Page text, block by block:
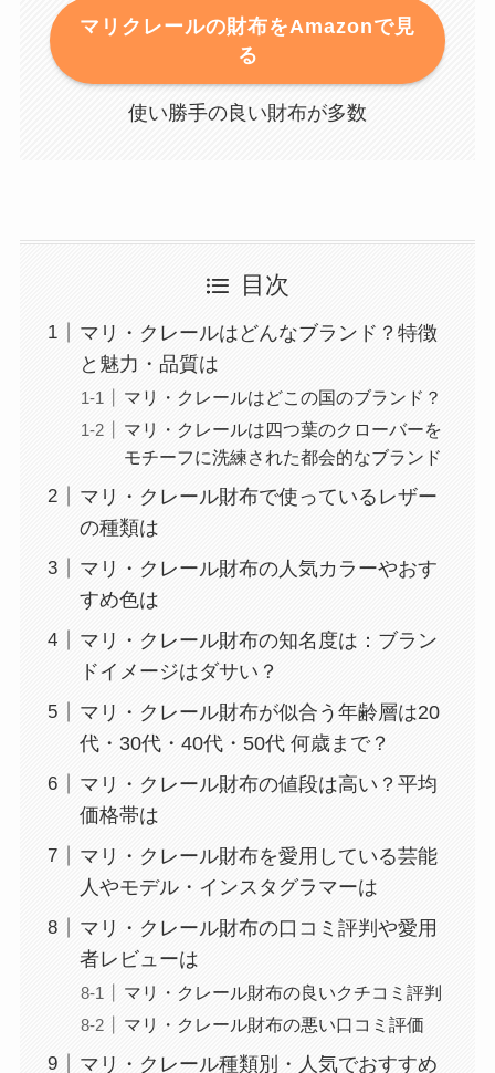
マリクレールの財布をAmazonで見
る
使い勝手の良い財布が多数
目次
マリ・クレールはどんなブランド？特徴
と魅力・品質は
マリ・クレールはどこの国のブランド？
マリ・クレールは四つ葉のクローバーを
モチーフに洗練された都会的なブランド
マリ・クレール財布で使っているレザー
の種類は
マリ・クレール財布の人気カラーやおす
すめ色は
マリ・クレール財布の知名度は：ブラン
ドイメージはダサい？
マリ・クレール財布が似合う年齢層は20
代・30代・40代・50代 何歳まで？
マリ・クレール財布の値段は高い？平均
価格帯は
マリ・クレール財布を愛用している芸能
人やモデル・インスタグラマーは
マリ・クレール財布の口コミ評判や愛用
者レビューは
マリ・クレール財布の良いクチコミ評判
マリ・クレール財布の悪い口コミ評価
マリ・クレール種類別・人気でおすすめ